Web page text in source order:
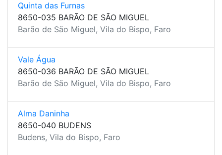
Quinta das Furnas
8650-035 BARÃO DE SÃO MIGUEL
Barão de São Miguel, Vila do Bispo, Faro
Vale Água
8650-036 BARÃO DE SÃO MIGUEL
Barão de São Miguel, Vila do Bispo, Faro
Alma Daninha
8650-040 BUDENS
Budens, Vila do Bispo, Faro